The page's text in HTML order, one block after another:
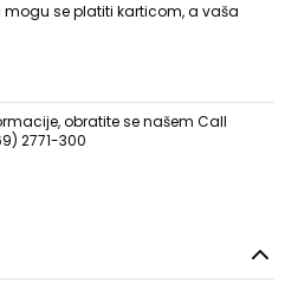
se platiti karticom, a vaša
obratite se našem Call
2771-300